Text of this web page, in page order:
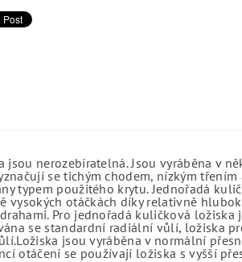
jsou nerozebíratelná. Jsou vyráběna v
se tichým chodem, nízkým
typem použitého krytu. Jednořadá
vysokých otáčkách díky relativně
Pro jednořadá kuličková
se standardní radiální vůlí, ložiska
jsou vyráběna v normální
otáčení se používají ložiska s vyšší